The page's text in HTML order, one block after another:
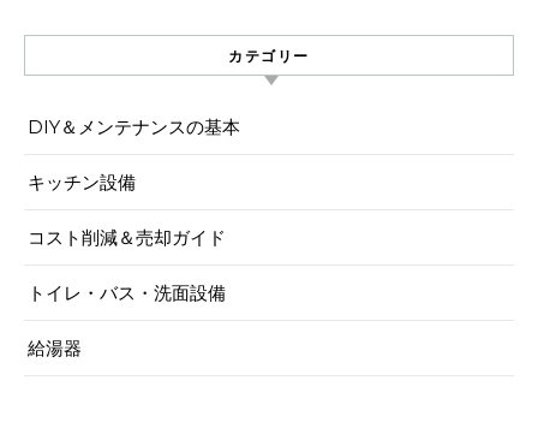
カテゴリー
DIY＆メンテナンスの基本
キッチン設備
コスト削減＆売却ガイド
トイレ・バス・洗面設備
給湯器